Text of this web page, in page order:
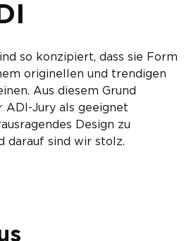
so konzipiert, dass sie Form
originellen und trendigen
Aus diesem Grund
ADI-Jury als geeignet
Design zu
darauf sind wir stolz.